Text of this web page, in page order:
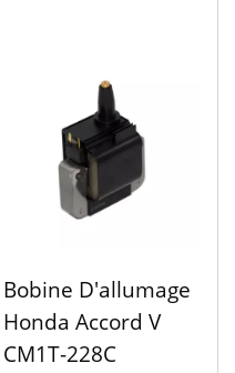
Bobine D'allumage
Honda Accord V
CM1T-228C